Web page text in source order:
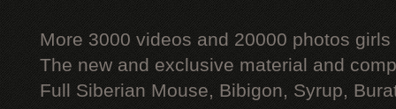
More 3000 videos and 20000 photos
The new and exclusive material and
Full Siberian Mouse, Bibigon, Syrup,